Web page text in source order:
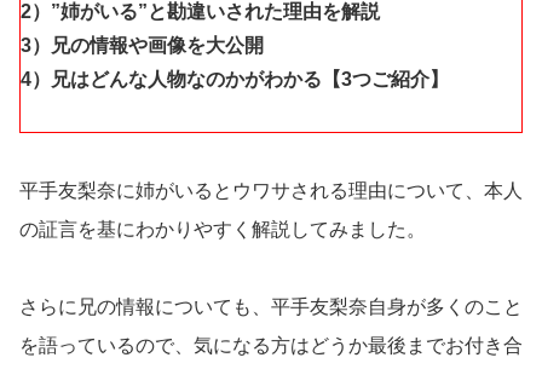
2）”姉がいる”と勘違いされた理由を解説
3）兄の情報や画像を大公開
4）兄はどんな人物なのかがわかる【3つご紹介】
平手友梨奈に姉がいるとウワサされる理由について、本人
の証言を基にわかりやすく解説してみました。
さらに兄の情報についても、平手友梨奈自身が多くのこと
を語っているので、気になる方はどうか最後までお付き合